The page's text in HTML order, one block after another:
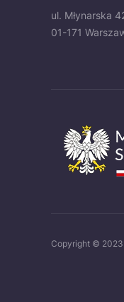
ul. Młynarska
01-171
Copyright © 2023